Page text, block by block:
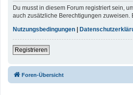
Du musst in diesem Forum registriert sein,
auch zusätzliche Berechtigungen
Nutzungsbedingungen
Registrieren
Foren-Übersicht